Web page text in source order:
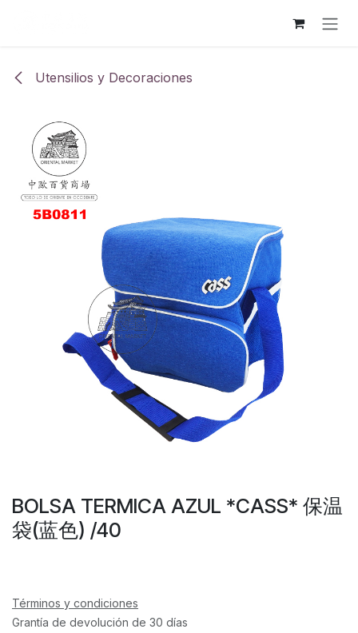
Utensilios y Decoraciones
BOLSA TERMICA AZUL *CASS* 保温
袋(蓝色) /40
Términos y condiciones
Grantía de devolución de 30 días